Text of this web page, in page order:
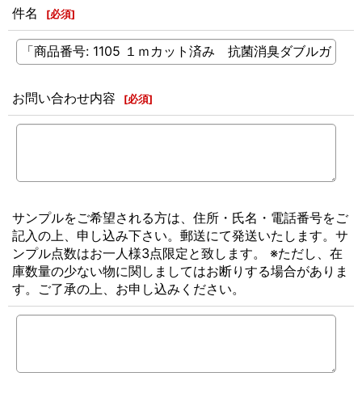
件名 [必須]
お問い合わせ内容 [必須]
サンプルをご希望される方は、住所・氏名・電話番号をご
記入の上、申し込み下さい。郵送にて発送いたします。サ
ンプル点数はお一人様3点限定と致します。 ※ただし、在
庫数量の少ない物に関しましてはお断りする場合がありま
す。ご了承の上、お申し込みください。